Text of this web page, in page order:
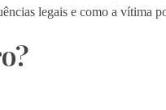
legais e como a vítima